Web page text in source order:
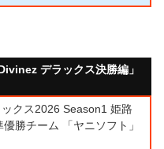
デラックス決勝編」
クス2026 Season1 姫路
勝チーム 「ヤニソフト」